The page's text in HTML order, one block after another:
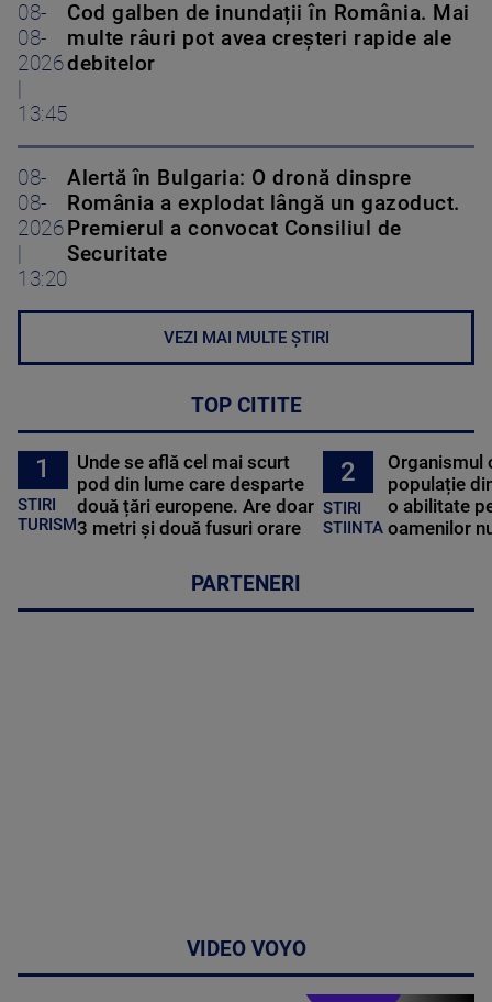
08-
08-
2026
13:45
Cod galben de inundații în România. Mai
multe râuri pot avea creșteri rapide ale
debitelor
08-
08-
2026
13:20
Alertă în Bulgaria: O dronă dinspre
România a explodat lângă un gazoduct.
Premierul a convocat Consiliul de
Securitate
VEZI MAI MULTE ȘTIRI
TOP CITITE
1
STIRI
TURISM
Unde se află cel mai scurt
pod din lume care desparte
două țări europene. Are doar
3 metri și două fusuri orare
2
STIRI
STIINTA
Organismul
populație
o abilitate
oamenilor
PARTENERI
VIDEO VOYO